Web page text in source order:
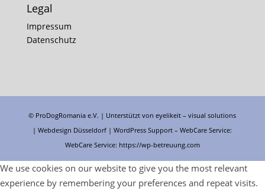
Legal
Impressum
Datenschutz
© ProDogRomania e.V. | Unterstützt voneyelikeit – visual solutions
| Webdesign Düsseldorf |WordPress Support – WebCare Service:
WebCare Service: https://wp-betreuung.com
We use cookies on our website to give you the most relevant
experience by remembering your preferences and repeat visits.